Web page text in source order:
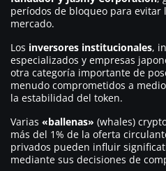
períodos de bloqueo para evitar
mercado.
Los inversores institucionales,
especializados y empresas
otra categoría importante de
menudo comprometidos a
la estabilidad del token.
Varias «ballenas» (whales)
más del 1% de la oferta
privados pueden influir
mediante sus decisiones de